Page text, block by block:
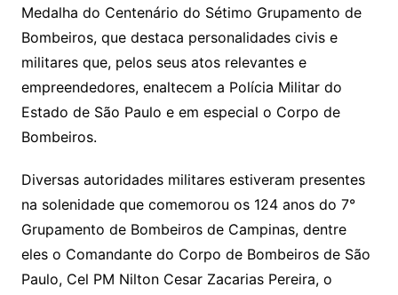
Medalha do Centenário do Sétimo Grupamento de
Bombeiros, que destaca personalidades civis e
militares que, pelos seus atos relevantes e
empreendedores, enaltecem a Polícia Militar do
Estado de São Paulo e em especial o Corpo de
Bombeiros.
Diversas autoridades militares estiveram presentes
na solenidade que comemorou os 124 anos do 7°
Grupamento de Bombeiros de Campinas, dentre
eles o Comandante do Corpo de Bombeiros de São
Paulo, Cel PM Nilton Cesar Zacarias Pereira, o